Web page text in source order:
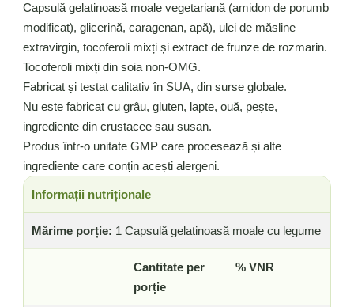
Informații nutriționale
Mărime porție: 1 Capsulă gelatinoasă moale cu legume
Cantitate per
porție
% VNR
Capsulă gelatinoasă moale vegetariană (amidon de porumb
modificat), glicerină, caragenan, apă), ulei de măsline
extravirgin, tocoferoli mixți și extract de frunze de rozmarin.
Tocoferoli mixți din soia non-OMG.
Fabricat și testat calitativ în SUA, din surse globale.
Nu este fabricat cu grâu, gluten, lapte, ouă, pește,
ingrediente din crustacee sau susan.
Produs într-o unitate GMP care procesează și alte
ingrediente care conțin acești alergeni.